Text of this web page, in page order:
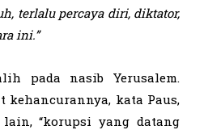
terlalu percaya diri, diktator,
ini.”
pada nasib Yerusalem.
kata Paus,
“korupsi yang datang